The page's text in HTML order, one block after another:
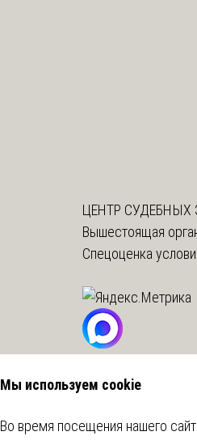
ЦЕНТР СУДЕБНЫХ
Вышестоящая
Спецоценка
Мы используем cookie
Во время посещения нашего